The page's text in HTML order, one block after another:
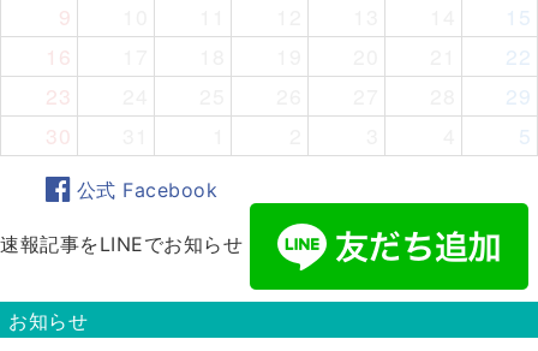
9
15
16
22
23
29
30
5
公式 Facebook
速報記事をLINEでお知らせ
お知らせ